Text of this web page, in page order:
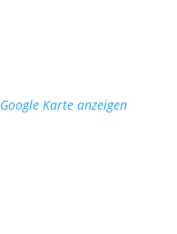
Google Karte anzeigen